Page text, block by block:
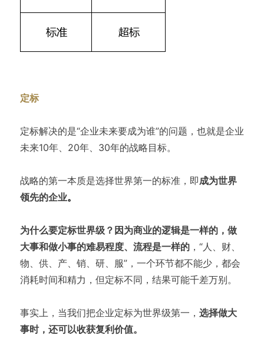
定标
定标解决的是“企业未来要成为谁”的问题，也就是企业
未来10年、20年、30年的战略目标。
战略的第一本质是选择世界第一的标准，即成为世界
领先的企业。
为什么要定标世界级？因为商业的逻辑是一样的，做
大事和做小事的难易程度、流程是一样的，“人、财、
物、供、产、销、研、服”，一个环节都不能少，都会
消耗时间和精力，但定标不同，结果可能千差万别。
事实上，当我们把企业定标为世界级第一， 选择做大
事时，还可以收获复利价值。